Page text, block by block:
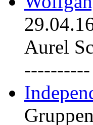
Aurel
----------